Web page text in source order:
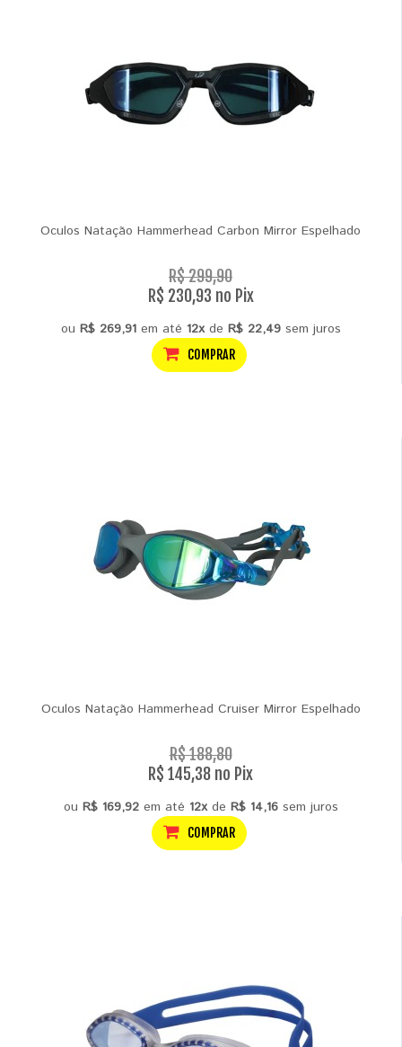
Oculos Natação Hammerhead Carbon Mirror Espelhado
R$ 299,90
R$ 230,93 no Pix
ou R$ 269,91em até 12xde R$ 22,49sem juros
COMPRAR
Oculos Natação Hammerhead Cruiser Mirror Espelhado
R$ 188,80
R$ 145,38 no Pix
ou R$ 169,92em até 12xde R$ 14,16sem juros
COMPRAR